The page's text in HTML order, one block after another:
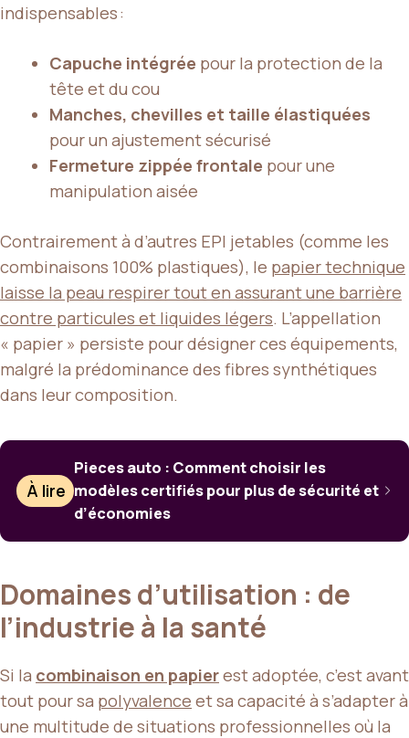
indispensables :
Capuche intégrée pour la protection de la
tête et du cou
Manches, chevilles et taille élastiquées
pour un ajustement sécurisé
Fermeture zippée frontale pour une
manipulation aisée
Contrairement à d’autres EPI jetables (comme les
combinaisons 100% plastiques), le papier technique
laisse la peau respirer tout en assurant une barrière
contre particules et liquides légers. L’appellation
« papier » persiste pour désigner ces équipements,
malgré la prédominance des fibres synthétiques
dans leur composition.
À lire
Pieces auto : Comment choisir les
modèles certifiés pour plus de sécurité et
d’économies
Domaines d’utilisation : de
l’industrie à la santé
Si la combinaison en papierest adoptée, c’est avant
tout pour sa polyvalence et sa capacité à s’adapter à
une multitude de situations professionnelles où la